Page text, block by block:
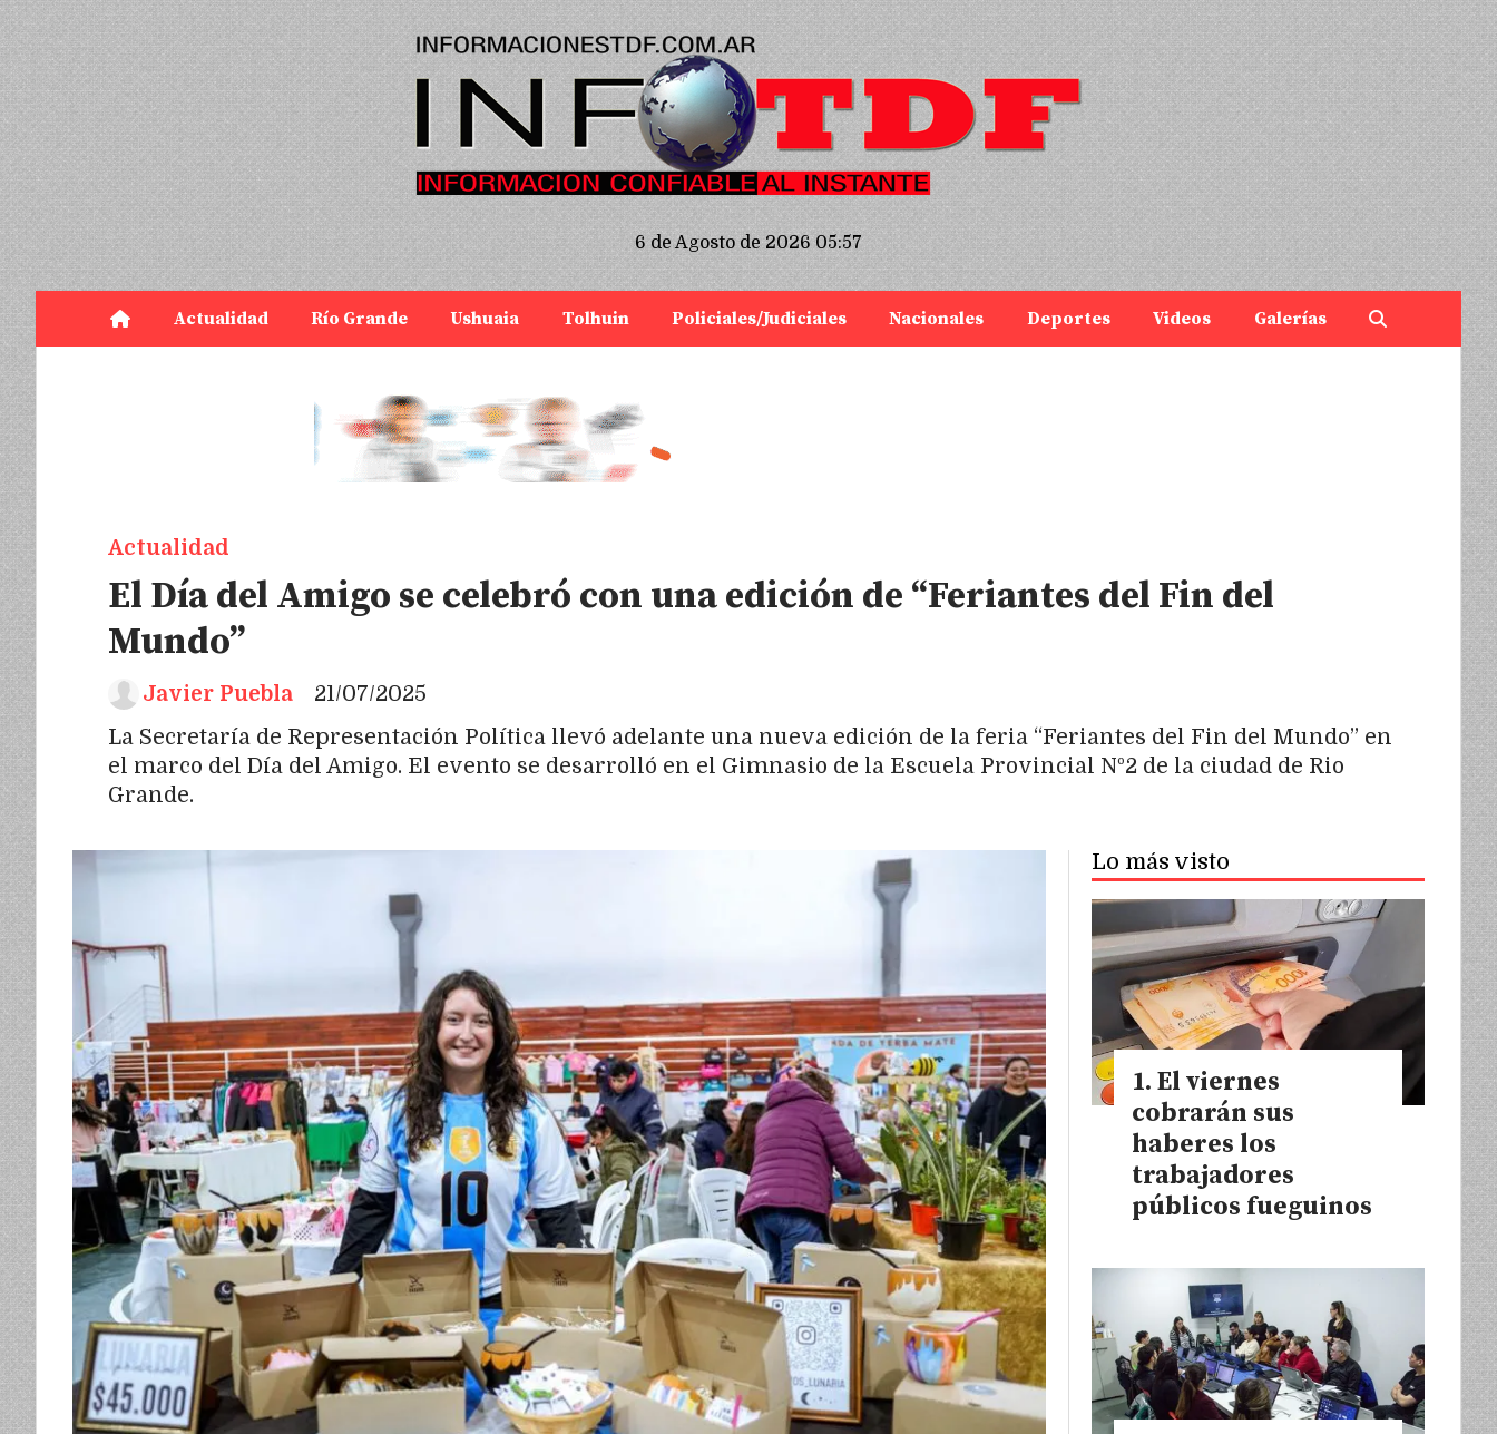
6 de Agosto de 2026 05:57
Actualidad Río Grande Ushuaia Tolhuin Policiales/Judiciales Nacionales Deportes Videos Galerías
El Día del Amigo se celebró con una edición de “Feriantes del Fin del
Mundo”
La Secretaría de Representación Política llevó adelante una nueva edición de la feria “Feriantes del Fin del Mundo” en
el marco del Día del Amigo. El evento se desarrolló en el Gimnasio de la Escuela Provincial Nº2 de la ciudad de Rio
Grande.
Actualidad
21/07/2025
Javier Puebla
Lo más visto
El viernes
cobrarán sus
haberes los
trabajadores
públicos fueguinos